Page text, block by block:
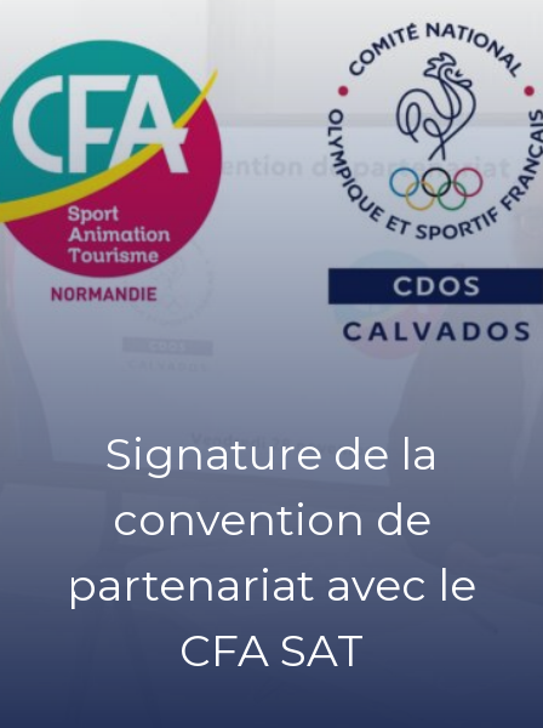
Signature de la
convention de
partenariat avec le
CFA SAT